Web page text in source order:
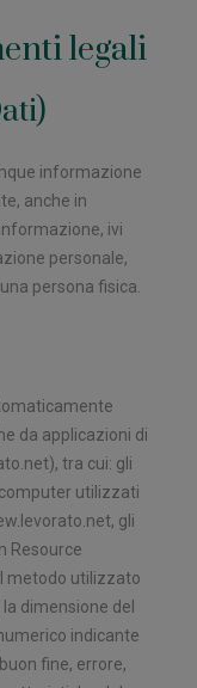
legali
informazione
anche in
ivi
personale,
persona fisica.
da applicazioni di
tra cui: gli
utilizzati
gli
Resource
metodo utilizzato
dimensione del
indicante
fine, errore,